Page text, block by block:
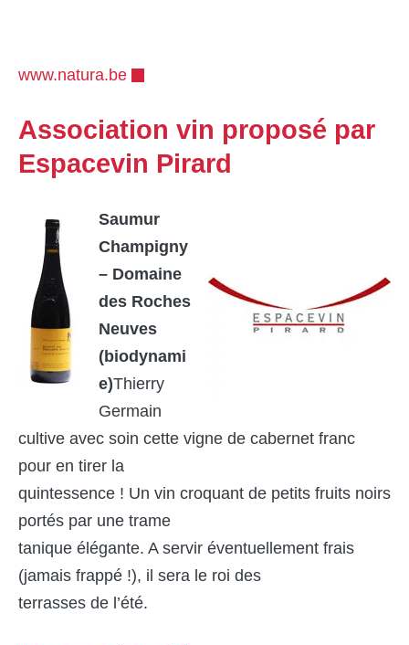
www.natura.be
Association vin proposé par
Espacevin Pirard
Saumur
Champigny
– Domaine
des Roches
Neuves
(biodynami
e)Thierry
Germain
cultive avec soin cette vigne de cabernet franc
pour en tirer la
quintessence ! Un vin croquant de petits fruits noirs
portés par une trame
tanique élégante. A servir éventuellement frais
(jamais frappé !), il sera le roi des
terrasses de l’été.